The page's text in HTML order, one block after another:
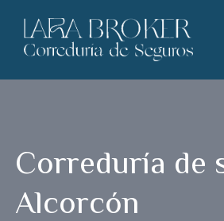
Correduría de
Alcorcón